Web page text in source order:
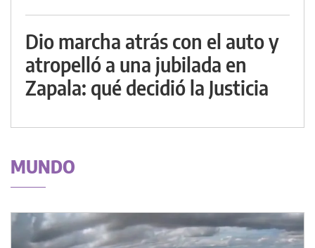
Dio marcha atrás con el auto y
atropelló a una jubilada en
Zapala: qué decidió la Justicia
MUNDO